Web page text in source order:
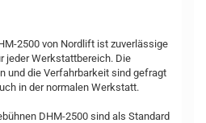
2500 von Nordlift ist zuverlässige
jeder Werkstattbereich. Die
und die Verfahrbarkeit sind gefragt
in der normalen Werkstatt.
DHM-2500 sind als Standard